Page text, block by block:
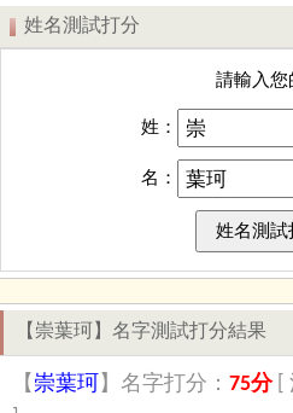
姓名測試打分
請輸入您
姓：
名：
【崇葉珂】名字測試打分結果
【 崇葉珂 】名字打分： 75分[